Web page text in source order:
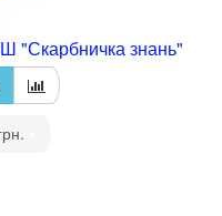
"Скарбничка знань"